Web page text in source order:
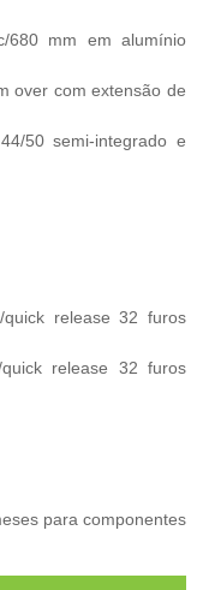
680 mm em alumínio
over com extensão de
50 semi-integrado e
release 32 furos
release 32 furos
para componentes